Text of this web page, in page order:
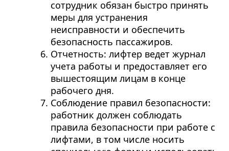
сотрудник обязан быстро принять
меры для устранения
неисправности и обеспечить
безопасность пассажиров.
Отчетность: лифтер ведет журнал
учета работы и предоставляет его
вышестоящим лицам в конце
рабочего дня.
Соблюдение правил безопасности:
работник должен соблюдать
правила безопасности при работе с
лифтами, в том числе носить